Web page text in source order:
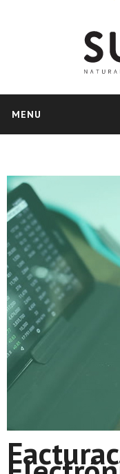
MENU
Delysoft
Facturación
Pedidos Web
App Market
NOSOTROS
Empresa
Soporte
Servicios
TEAM